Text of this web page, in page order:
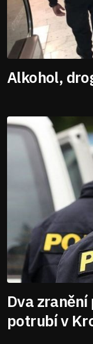
Alkohol,
Dva
potrubí v